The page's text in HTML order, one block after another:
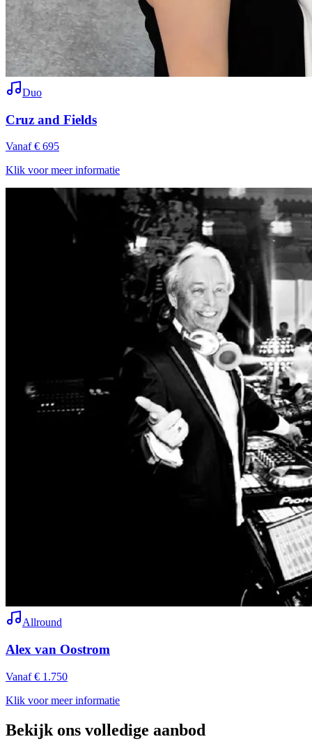
Duo
Cruz and Fields
Vanaf € 695
Klik voor meer informatie
Allround
Alex van Oostrom
Vanaf € 1.750
Klik voor meer informatie
Bekijk ons volledige aanbod